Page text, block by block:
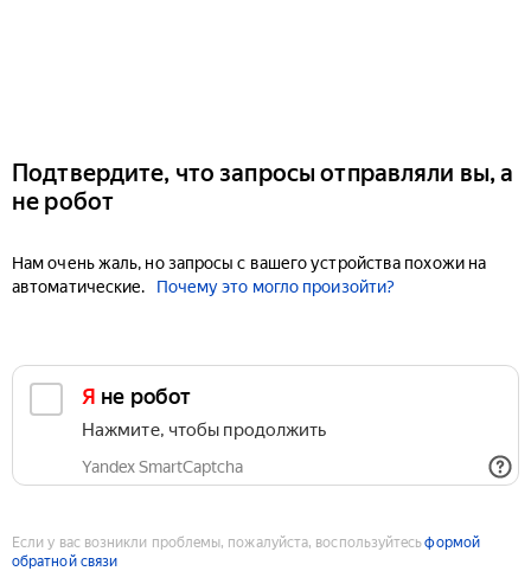
Подтвердите, что запросы отправляли вы, а
не робот
Нам очень жаль, но запросы с вашего устройства похожи на
автоматические.
Почему это могло произойти?
Я не робот
Нажмите, чтобы продолжить
Yandex SmartCaptcha
Если у вас возникли проблемы, пожалуйста, воспользуйтесьформой
обратной связи